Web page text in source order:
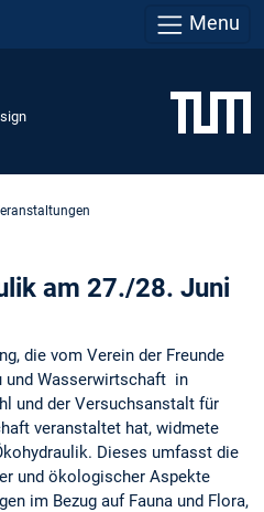
Menu
am 27./28. Juni
die vom Verein der Freunde
und Wasserwirtschaft in
und der Versuchsanstalt für
veranstaltet hat, widmete
Dieses umfasst die
und ökologischer Aspekte
im Bezug auf Fauna und Flora,